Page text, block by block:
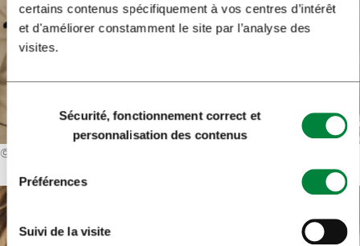
certains contenus spécifiquement à vos centres d’intérêt
et d'améliorer constamment le site par l’analyse des
visites.
du
consentement
Sécurité, fonctionnement correct et
personnalisation des contenus
Préférences
Suivi de la visite
©